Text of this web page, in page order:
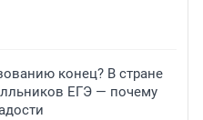
конец? В стране
ЕГЭ — почему